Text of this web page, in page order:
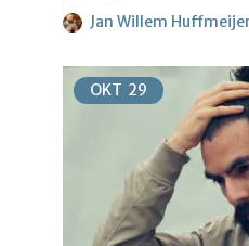
Jan Willem
OKT 29